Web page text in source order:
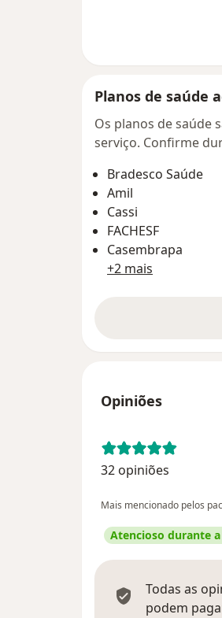
Planos de saúde
Os planos de saúde
serviço. Confirme
Bradesco Saúde
Amil
Cassi
FACHESF
Casembrapa
+2 mais
Opiniões
32 opiniões
Mais mencionado pelos
Atencioso durante
Todas as
podem